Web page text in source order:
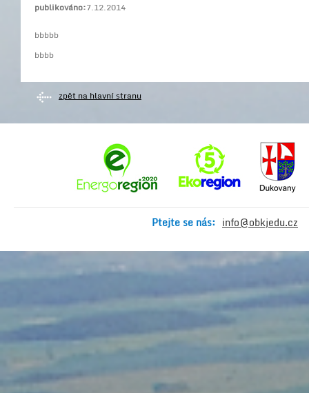
publikováno:7.12.2014
bbbbb
bbbb
zpět na hlavní stranu
Ptejte se nás: info@obkjedu.cz